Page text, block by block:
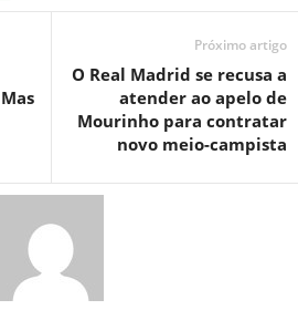
Próximo artigo
O Real Madrid se recusa a
atender ao apelo de
Mourinho para contratar
novo meio-campista